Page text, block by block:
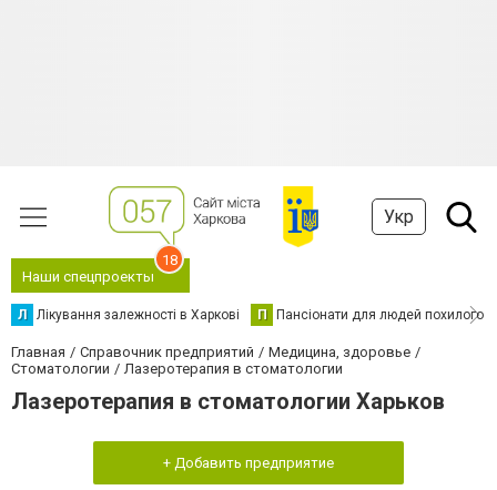
Укр
Наши спецпроекты
18
Л Лікування залежності в Харкові П Пансіонати для людей похилого
Главная Справочник предприятий
Медицина, здоровье
Стоматологии
Лазеротерапия в стоматологии
Лазеротерапия в стоматологии Харьков
+ Добавить предприятие